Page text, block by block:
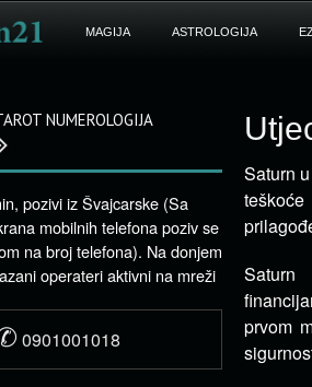
MAGIJA ASTROLOGIJA
Saturn
prvom
NUMEROLOGIJA
pozivi iz Švajcarske (Sa
mobilnih telefona poziv se
na broj telefona). Na donjem
operateri aktivni na mreži
0901001018